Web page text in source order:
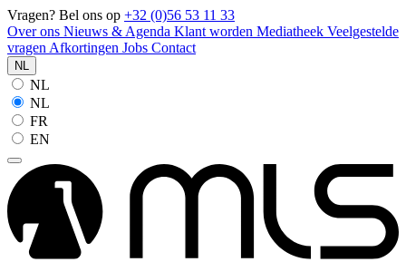
Vragen? Bel ons op +32 (0)56 53 11 33
Over ons Nieuws & Agenda Klant worden Mediatheek Veelgestelde
vragen Afkortingen Jobs Contact
NL
NL
NL
FR
EN